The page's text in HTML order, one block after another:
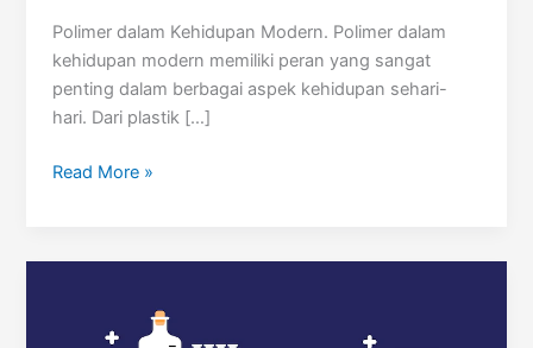
Polimer dalam Kehidupan Modern. Polimer dalam
kehidupan modern memiliki peran yang sangat
penting dalam berbagai aspek kehidupan sehari-
hari. Dari plastik […]
Polimer
Modern
Read More »